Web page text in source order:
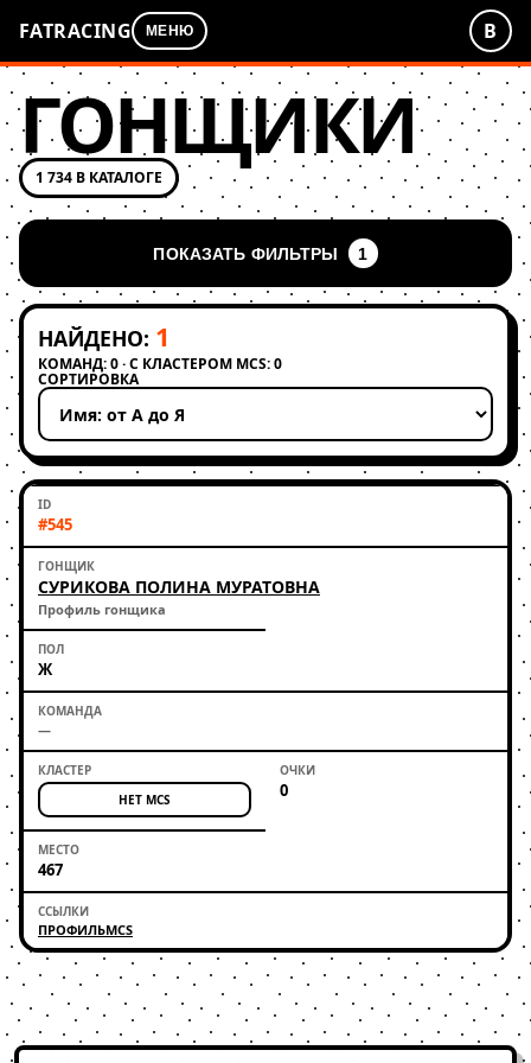
FATRACING МЕНЮ В
ГОНЩИКИ
1 734 В КАТАЛОГЕ
ПОКАЗАТЬ ФИЛЬТРЫ 1
НАЙДЕНО: 1
КОМАНД: 0 · С КЛАСТЕРОМ MCS: 0
СОРТИРОВКА
Применить сортировку
#545
СУРИКОВА ПОЛИНА МУРАТОВНА
Профиль гонщика
Ж
—
НЕТ MCS 0
467
ПРОФИЛЬMCS